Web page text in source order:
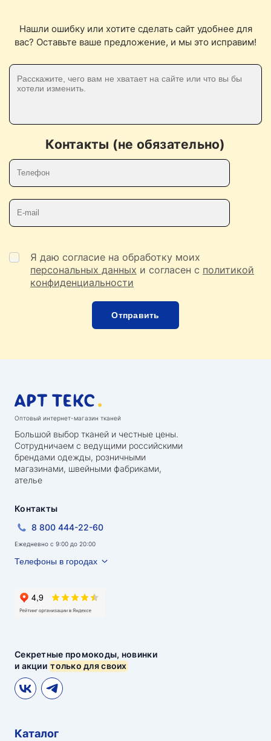
Нашли ошибку или хотите сделать сайт удобнее для
вас? Оставьте ваше предложение, и мы это исправим!
Контакты (не обязательно)
Я даю согласие на обработку моих
персональных данных и согласен с политикой
конфиденциальности
Оптовый интернет-магазин тканей
Большой выбор тканей и честные цены.
Сотрудничаем с ведущими российскими
брендами одежды, розничными
магазинами, швейными фабриками,
ателье
Секретные промокоды, новинки
и акциитолько для своих
Контакты
8 800 444-22-60
Ежедневно с 9:00 до 20:00
Телефоны в городах
Каталог